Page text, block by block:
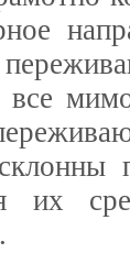
все
их